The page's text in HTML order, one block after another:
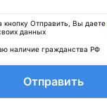
кнопку Отправить, Вы даете
данных
наличие гражданства РФ
Отправить